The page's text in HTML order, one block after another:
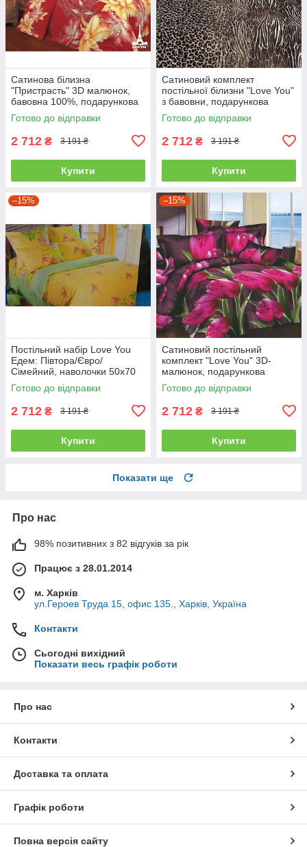
Сатинова білизна
"Пристрасть" 3D малюнок,
бавовна 100%, подарункова
упаковка полуторний
Готово до відправки
2 712 ₴ 3 191 ₴
Купити
Сатиновий комплект
постільної білизни "Love You"
з бавовни, подарункова
упаковка полуторний
Готово до відправки
2 712 ₴ 3 191 ₴
Купити
–15%
Постільний набір Love You
Едем: Півтора/Євро/
Сімейний, наволочки 50x70
полуторний
Готово до відправки
2 712 ₴ 3 191 ₴
Купити
–15%
Сатиновий постільний
комплект "Love You" 3D-
малюнок, подарункова
упаковка полуторний
Готово до відправки
2 712 ₴ 3 191 ₴
Купити
Показати ще
Про нас
98% позитивних з 82 відгуків за рік
Працює з 28.01.2014
м. Харків
ул.Героев Труда 15, офис 135., Харків, Україна
Контакти
Сьогодні вихідний
Показати весь графік роботи
Про нас
Контакти
Доставка та оплата
Графік роботи
Повна версія сайту